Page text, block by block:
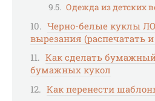
Одежда из детских
Черно-белые куклы
вырезания (распечатать и
Как сделать
бумажных кукол
Как перенести